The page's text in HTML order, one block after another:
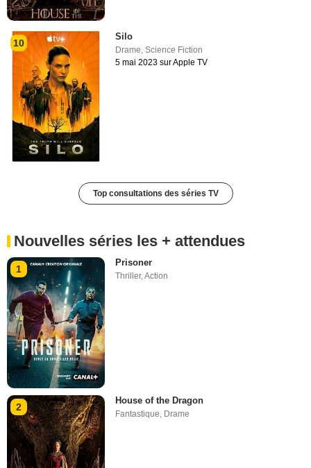
10
Silo
Drame,Science Fiction
5 mai 2023 sur Apple TV
Top consultations des séries TV
Nouvelles séries les + attendues
1
Prisoner
Thriller,Action
2
House of the Dragon
Fantastique Drame